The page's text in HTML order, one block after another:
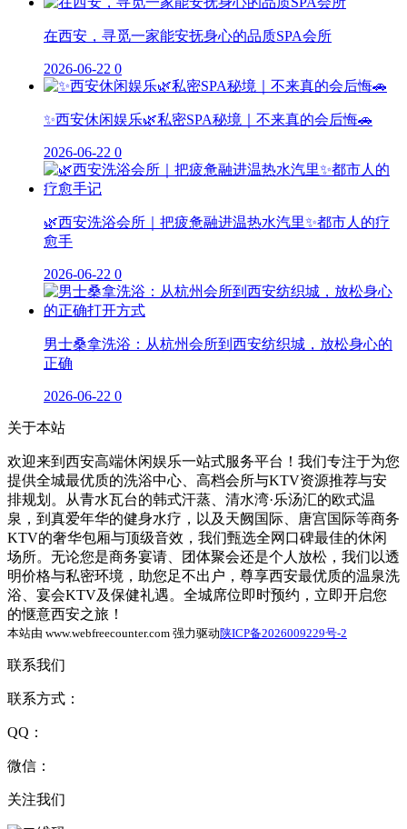
在西安，寻觅一家能安抚身心的品质SPA会所
2026-06-22 0
✨西安休闲娱乐🌿私密SPA秘境｜不来真的会后悔🚗
2026-06-22 0
🌿西安洗浴会所｜把疲惫融进温热水汽里✨都市人的疗
愈手
2026-06-22 0
男士桑拿洗浴：从杭州会所到西安纺织城，放松身心的
正确
2026-06-22 0
关于本站
欢迎来到西安高端休闲娱乐一站式服务平台！我们专注于为您
提供全城最优质的洗浴中心、高档会所与KTV资源推荐与安
排规划。从青水瓦台的韩式汗蒸、清水湾·乐汤汇的欧式温
泉，到真爱年华的健身水疗，以及天阙国际、唐宫国际等商务
KTV的奢华包厢与顶级音效，我们甄选全网口碑最佳的休闲
场所。无论您是商务宴请、团体聚会还是个人放松，我们以透
明价格与私密环境，助您足不出户，尊享西安最优质的温泉洗
浴、宴会KTV及保健礼遇。全城席位即时预约，立即开启您
的惬意西安之旅！
本站由 www.webfreecounter.com 强力驱动陕ICP备2026009229号-2
联系我们
联系方式：
QQ：
微信：
关注我们